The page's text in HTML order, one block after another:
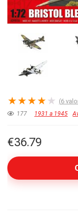
★★★★ ★ (6
177 1931 a 1945
€36.79